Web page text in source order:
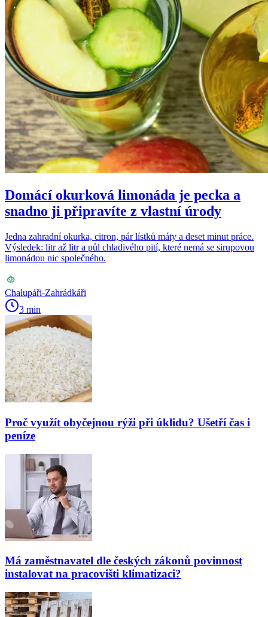
Domácí okurková limonáda je pecka a
snadno ji připravíte z vlastní úrody
Jedna zahradní okurka, citron, pár lístků máty a deset minut práce.
Výsledek: litr až litr a půl chladivého pití, které nemá se sirupovou
limonádou nic společného.
Chalupáři-Zahrádkáři
3 min
Proč využít obyčejnou rýži při úklidu? Ušetří čas i
peníze
Má zaměstnavatel dle českých zákonů povinnost
instalovat na pracovišti klimatizaci?